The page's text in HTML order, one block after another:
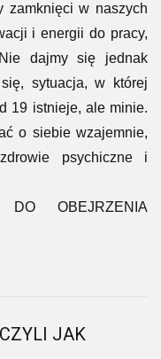
zamknięci w naszych
i energii do pracy,
dajmy się jednak
sytuacja, w której
19 istnieje, ale minie.
o siebie wzajemnie,
psychiczne i
DO OBEJRZENIA
JAK